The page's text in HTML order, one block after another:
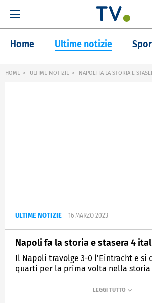
Home Ultime notizie
HOME ULTIME NOTIZIE NAPOLI FA LA STORIA E
ULTIME NOTIZIE 16 MARZO 2023
Napoli fa la storia e stasera 4
Il Napoli travolge 3-0 l'Eintracht e si
quarti per la prima volta nella